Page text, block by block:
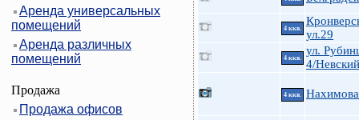
Аренда универсальных
помещений
Аренда различных
помещений
Продажа
Продажа офисов
4 ккв.
ул.29
4 ккв.
ул.
4/
4 ккв.